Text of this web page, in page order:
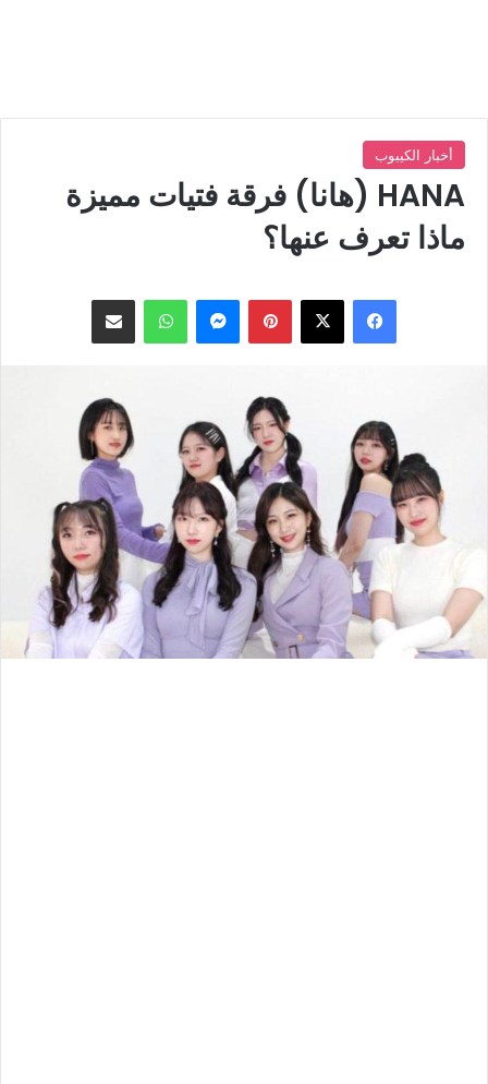
أخبار الكيبوب
HANA (هانا) فرقة فتيات مميزة
ماذا تعرف عنها؟
بينتيريستماسنجر واتساب مشاركة عبر البريد